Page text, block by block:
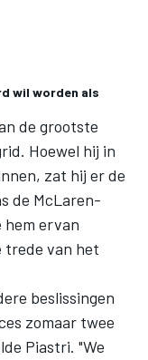
wil worden als
de grootste
Hoewel hij in
zat hij er de
de McLaren-
ervan
trede van het
beslissingen
zomaar twee
Piastri. "We